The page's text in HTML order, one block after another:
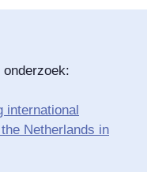
onderzoek:
international
Netherlands in